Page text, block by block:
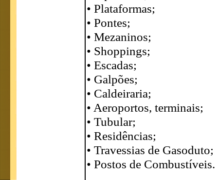
• Plataformas;
• Pontes;
• Mezaninos;
• Shoppings;
• Escadas;
• Galpões;
• Caldeiraria;
• Aeroportos, terminais;
• Tubular;
• Residências;
• Travessias de Gasoduto;
• Postos de Combustíveis.